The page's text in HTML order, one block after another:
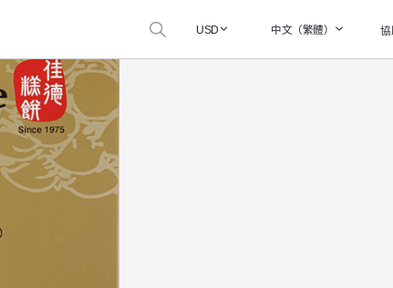
USD 中文（繁體） 協